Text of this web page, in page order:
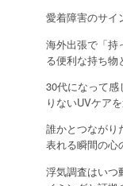
愛着障害のサイ
海外出張で「持
る便利な持ち物
30代になって
りないUVケア
誰かとつながり
表れる瞬間の心
浮気調査はいつ